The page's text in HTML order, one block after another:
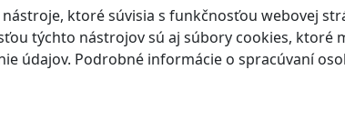
ktoré súvisia s funkčnosťou webovej
týchto nástrojov sú aj súbory cookies, ktoré
údajov. Podrobné informácie o spracúvaní